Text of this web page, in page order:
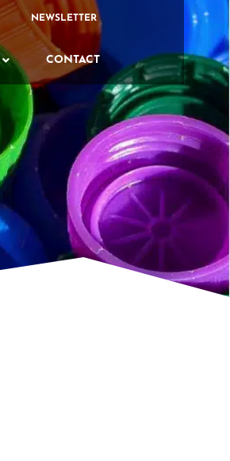
NEWSLETTER
CONTACT